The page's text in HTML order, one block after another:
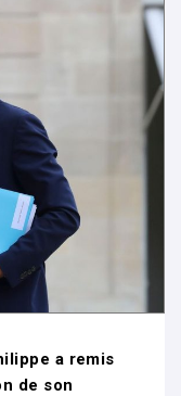
a remis
de son